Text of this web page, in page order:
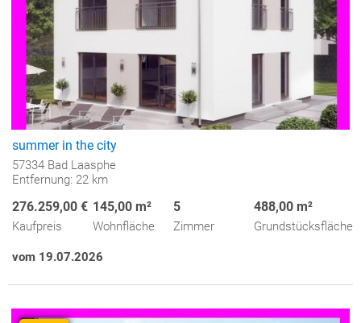
summer in the city
57334 Bad Laasphe
Entfernung: 22 km
276.259,00 €
Kaufpreis
145,00 m²
Wohnfläche
5
Zimmer
488,00 m²
Grundstücksfläche
vom 19.07.2026